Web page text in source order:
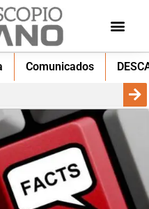
Comunicados